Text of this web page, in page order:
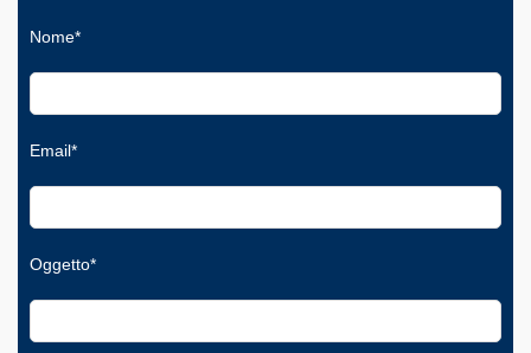
Nome*
Email*
Oggetto*